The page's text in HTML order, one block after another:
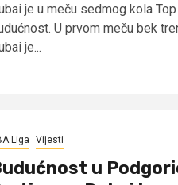
je u meču sedmog kola
U prvom meču bek
je...
Liga Vijesti
u